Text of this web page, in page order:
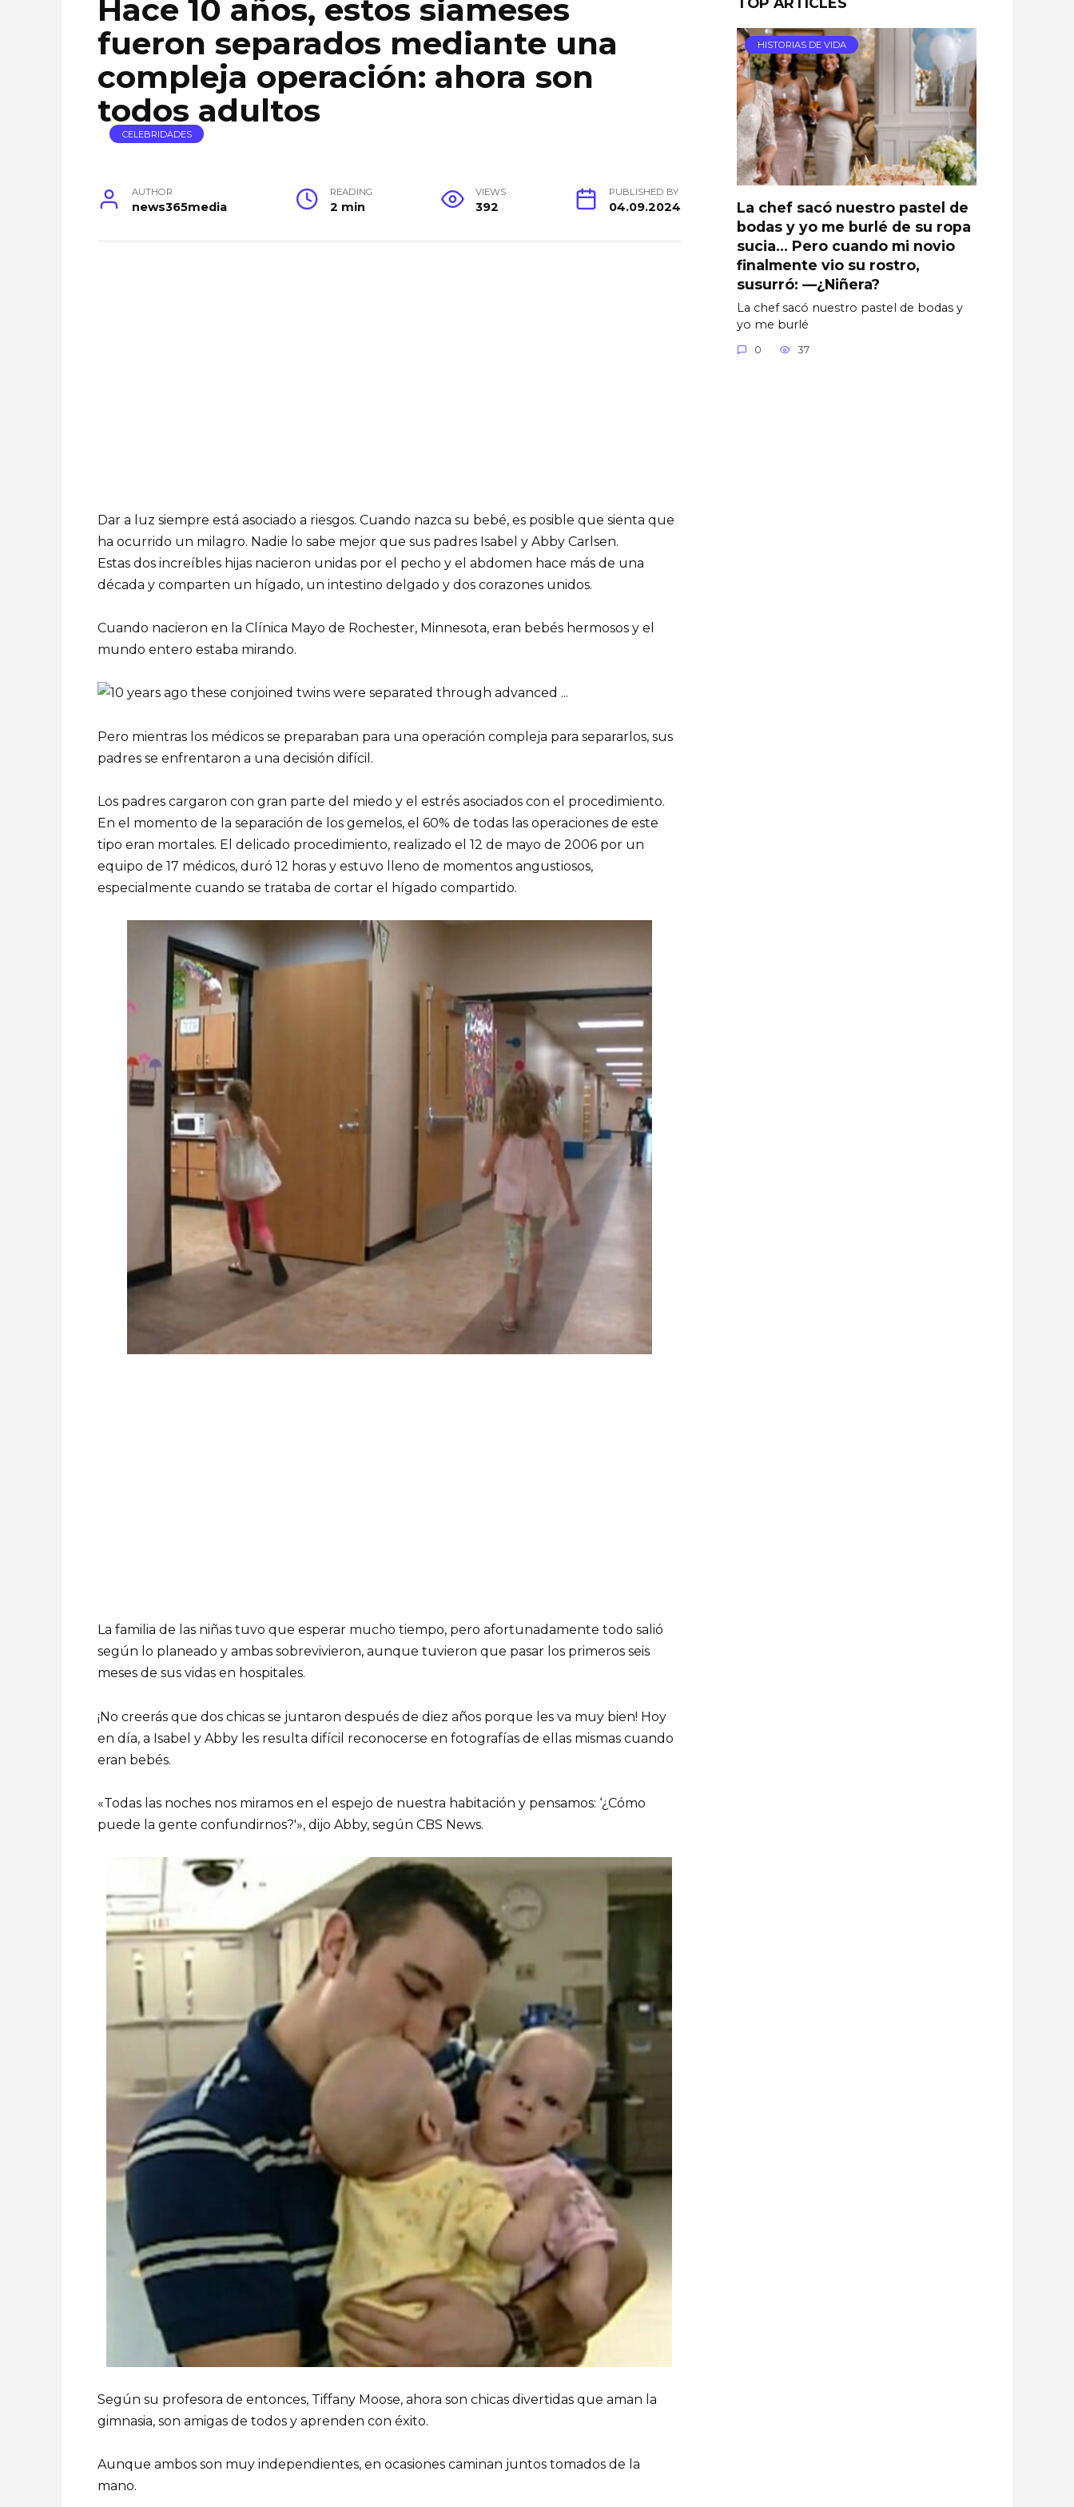
Hace 10 años, estos siameses
fueron separados mediante una
compleja operación: ahora son
todos adultos
CELEBRIDADES
AUTHOR
news365media
READING
2 min
VIEWS
392
PUBLISHED BY
04.09.2024
Dar a luz siempre está asociado a riesgos. Cuando nazca su bebé, es posible que sienta que
ha ocurrido un milagro. Nadie lo sabe mejor que sus padres Isabel y Abby Carlsen.
Estas dos increíbles hijas nacieron unidas por el pecho y el abdomen hace más de una
década y comparten un hígado, un intestino delgado y dos corazones unidos.
Cuando nacieron en la Clínica Mayo de Rochester, Minnesota, eran bebés hermosos y el
mundo entero estaba mirando.
Pero mientras los médicos se preparaban para una operación compleja para separarlos, sus
padres se enfrentaron a una decisión difícil.
Los padres cargaron con gran parte del miedo y el estrés asociados con el procedimiento.
En el momento de la separación de los gemelos, el 60% de todas las operaciones de este
tipo eran mortales. El delicado procedimiento, realizado el 12 de mayo de 2006 por un
equipo de 17 médicos, duró 12 horas y estuvo lleno de momentos angustiosos,
especialmente cuando se trataba de cortar el hígado compartido.
La familia de las niñas tuvo que esperar mucho tiempo, pero afortunadamente todo salió
según lo planeado y ambas sobrevivieron, aunque tuvieron que pasar los primeros seis
meses de sus vidas en hospitales.
¡No creerás que dos chicas se juntaron después de diez años porque les va muy bien! Hoy
en día, a Isabel y Abby les resulta difícil reconocerse en fotografías de ellas mismas cuando
eran bebés.
«Todas las noches nos miramos en el espejo de nuestra habitación y pensamos: ‘¿Cómo
puede la gente confundirnos?'», dijo Abby, según CBS News.
Según su profesora de entonces, Tiffany Moose, ahora son chicas divertidas que aman la
gimnasia, son amigas de todos y aprenden con éxito.
Aunque ambos son muy independientes, en ocasiones caminan juntos tomados de la
mano.
HISTORIAS DE VIDA
La chef sacó nuestro pastel de
bodas y yo me burlé de su ropa
sucia… Pero cuando mi novio
finalmente vio su rostro,
susurró: —¿Niñera?
La chef sacó nuestro pastel de bodas y
yo me burlé
0 37